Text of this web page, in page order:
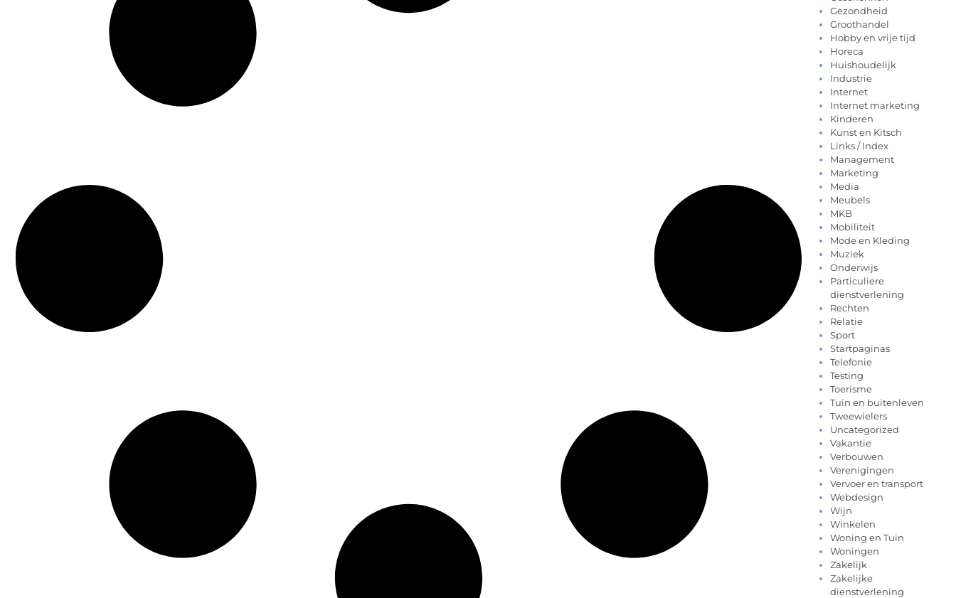
Gezondheid
Groothandel
Hobby en vrije tijd
Horeca
Huishoudelijk
Industrie
Internet
Internet marketing
Kinderen
Kunst en Kitsch
Links / Index
Management
Marketing
Media
Meubels
MKB
Mobiliteit
Mode en Kleding
Muziek
Onderwijs
Particuliere
dienstverlening
Rechten
Relatie
Sport
Startpaginas
Telefonie
Testing
Toerisme
Tuin en buitenleven
Tweewielers
Uncategorized
Vakantie
Verbouwen
Verenigingen
Vervoer en transport
Webdesign
Wijn
Winkelen
Woning en Tuin
Woningen
Zakelijk
Zakelijke
dienstverlening